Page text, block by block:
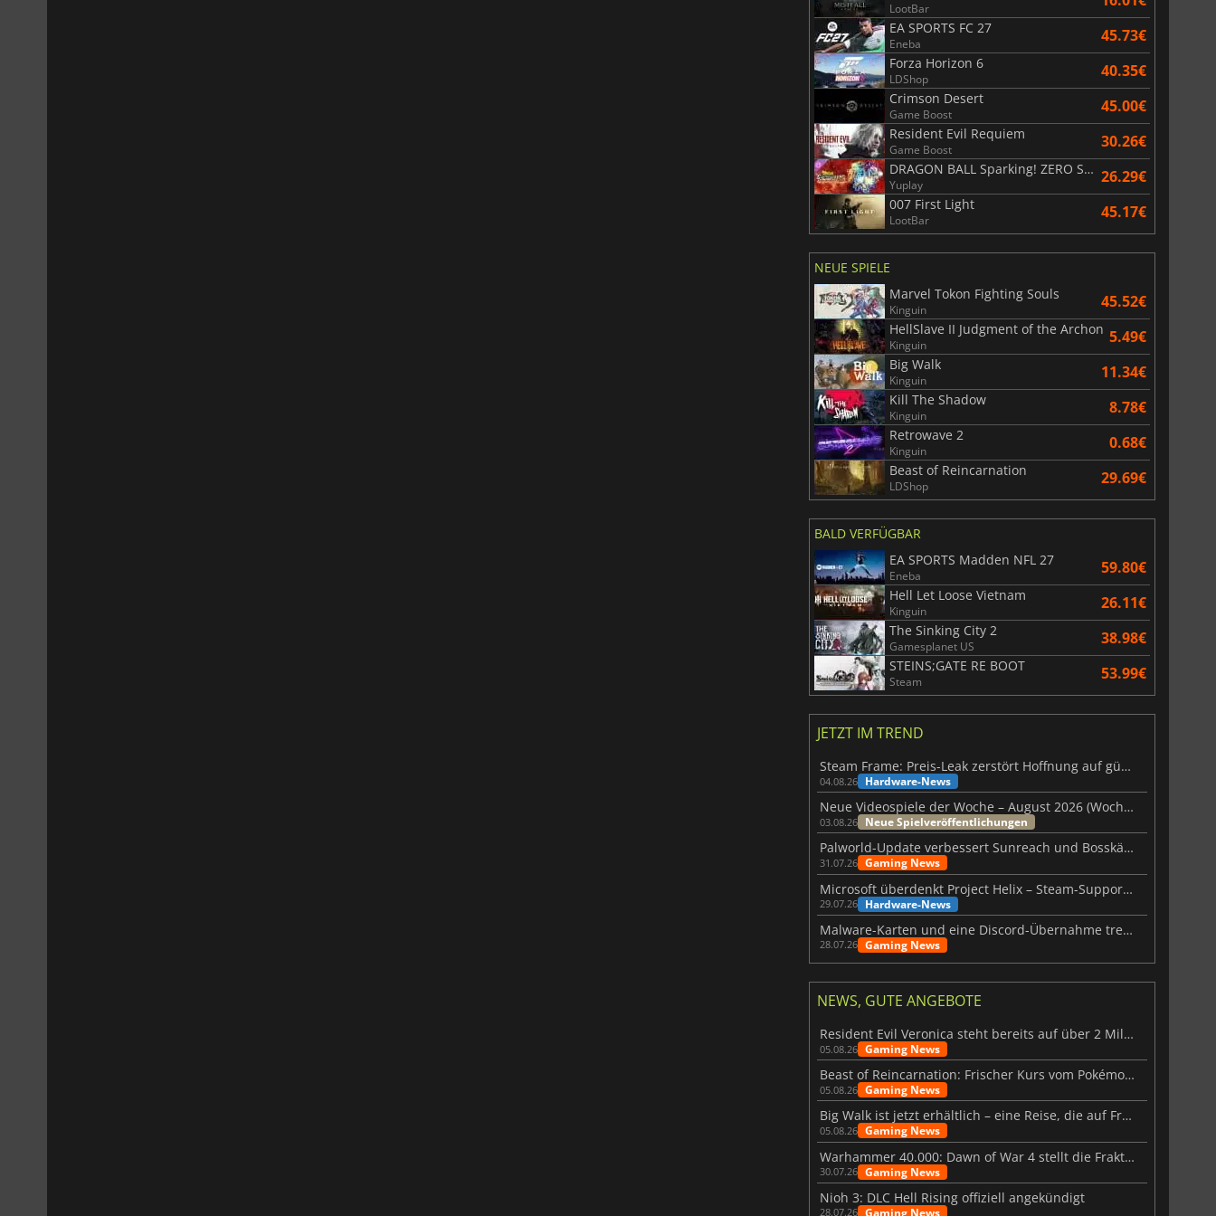
LootBar
EA SPORTS FC 27
Eneba 45.73€
Forza Horizon 6
LDShop 40.35€
Crimson Desert
Game Boost 45.00€
Resident Evil Requiem
Game Boost 30.26€
DRAGON BALL Sparking! ZERO Super Limit Breaking NEO
Yuplay 26.29€
007 First Light
LootBar 45.17€
NEUE SPIELE
Marvel Tokon Fighting Souls
Kinguin 45.52€
HellSlave II Judgment of the Archon
Kinguin 5.49€
Big Walk
Kinguin 11.34€
Kill The Shadow
Kinguin 8.78€
Retrowave 2
Kinguin 0.68€
Beast of Reincarnation
LDShop 29.69€
BALD VERFÜGBAR
EA SPORTS Madden NFL 27
Eneba 59.80€
Hell Let Loose Vietnam
Kinguin 26.11€
The Sinking City 2
Gamesplanet US 38.98€
STEINS;GATE RE BOOT
Steam 53.99€
JETZT IM TREND
Steam Frame: Preis-Leak zerstört Hoffnung auf günstiges VR-Headset
04.08.26 Hardware-News
Neue Videospiele der Woche – August 2026 (Woche 32)
03.08.26 Neue Spielveröffentlichungen
Palworld-Update verbessert Sunreach und Bosskämpfe deutlich
31.07.26 Gaming News
Microsoft überdenkt Project Helix – Steam-Support gefährdet
29.07.26 Hardware-News
Malware-Karten und eine Discord-Übernahme treffen Meccha Chameleon
28.07.26 Gaming News
NEWS, GUTE ANGEBOTE
Resident Evil Veronica steht bereits auf über 2 Millionen Wunschlisten
05.08.26 Gaming News
Beast of Reincarnation: Frischer Kurs vom Pokémon-Studio
05.08.26 Gaming News
Big Walk ist jetzt erhältlich – eine Reise, die auf Freundschaft basiert
05.08.26 Gaming News
Warhammer 40.000: Dawn of War 4 stellt die Fraktion der Necrons vor
30.07.26 Gaming News
Nioh 3: DLC Hell Rising offiziell angekündigt
28.07.26 Gaming News